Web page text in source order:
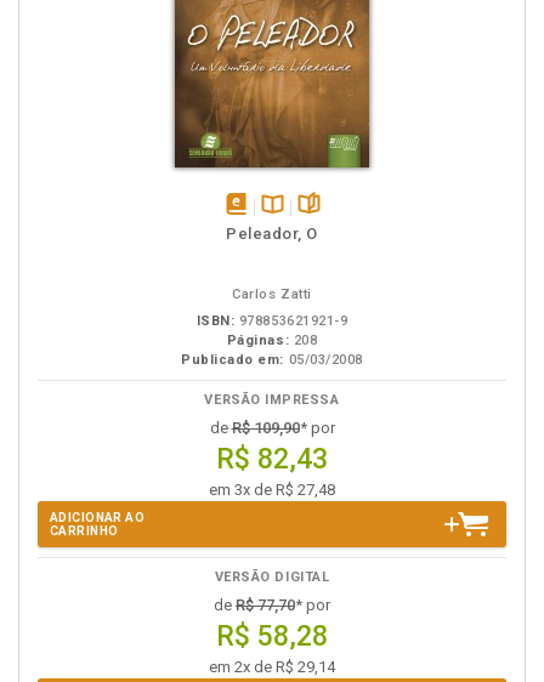
disponível
Disponível
páginas
Peleador, O
Carlos Zatti
ISBN: 978853621921-9
Páginas: 208
Publicado em: 05/03/2008
VERSÃO IMPRESSA
deR$ 109,90* por
R$ 82,43
em 3x de R$ 27,48
ADICIONAR AO
CARRINHO
VERSÃO DIGITAL
de R$ 77,70* por
R$ 58,28
em 2x de R$ 29,14